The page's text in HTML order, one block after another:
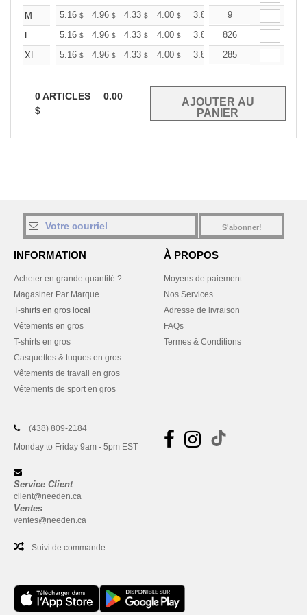
M
5.16 $ 4.96 $ 4.33 $ 4.00 $ 3.80 3.73
9
L
5.16 $ 4.96 $ 4.33 $ 4.00 $ 3.80 3.73
826
XL
5.16 $ 4.96 $ 4.33 $ 4.00 $ 3.80 3.73
285
0ARTICLES
0.00
$
S'abonner!
INFORMATION
Acheter en grande quantité ?
Magasiner Par Marque
T-shirts en gros local
Vêtements en gros
T-shirts en gros
Casquettes & tuques en gros
Vêtements de travail en gros
Vêtements de sport en gros
À PROPOS
Moyens de paiement
Nos Services
Adresse de livraison
FAQs
Termes & Conditions
(438) 809-2184
Monday to Friday 9am - 5pm EST
Service Client
client@needen.ca
Ventes
ventes@needen.ca
Suivi de commande